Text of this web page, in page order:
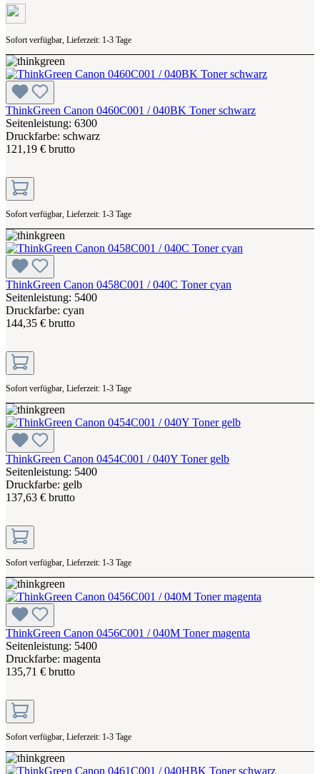
Sofort verfügbar, Lieferzeit: 1-3 Tage
ThinkGreen Canon 0460C001 / 040BK Toner schwarz
Seitenleistung: 6300
Druckfarbe: schwarz
121,19 € brutto
Sofort verfügbar, Lieferzeit: 1-3 Tage
ThinkGreen Canon 0458C001 / 040C Toner cyan
Seitenleistung: 5400
Druckfarbe: cyan
144,35 € brutto
Sofort verfügbar, Lieferzeit: 1-3 Tage
ThinkGreen Canon 0454C001 / 040Y Toner gelb
Seitenleistung: 5400
Druckfarbe: gelb
137,63 € brutto
Sofort verfügbar, Lieferzeit: 1-3 Tage
ThinkGreen Canon 0456C001 / 040M Toner magenta
Seitenleistung: 5400
Druckfarbe: magenta
135,71 € brutto
Sofort verfügbar, Lieferzeit: 1-3 Tage